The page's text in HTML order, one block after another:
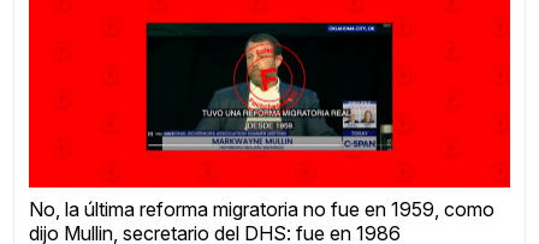
No, la última reforma migratoria no fue en 1959, como
dijo Mullin, secretario del DHS: fue en 1986